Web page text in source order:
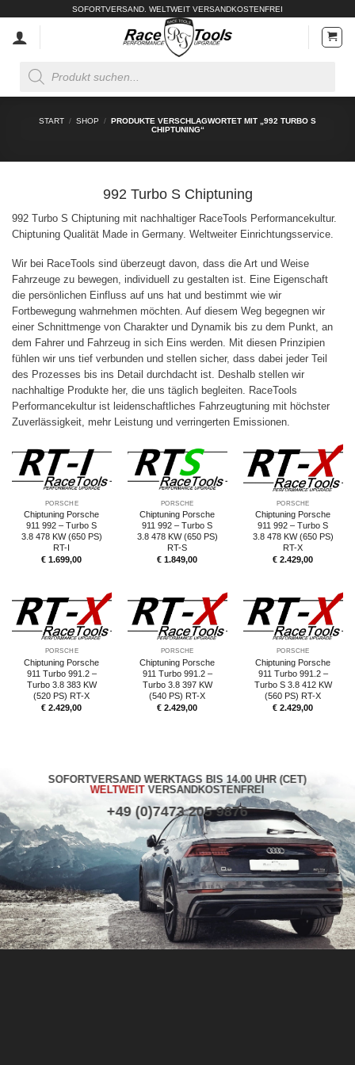
springen
SOFORTVERSAND. WELTWEIT VERSANDKOSTENFREI
search
START / SHOP / PRODUKTE VERSCHLAGWORTET MIT „992 TURBO S
CHIPTUNING“
992 Turbo S Chiptuning
992 Turbo S Chiptuning mit nachhaltiger RaceTools Performancekultur.
Chiptuning Qualität Made in Germany. Weltweiter Einrichtungsservice.
Wir bei RaceTools sind überzeugt davon, dass die Art und Weise
Fahrzeuge zu bewegen, individuell zu gestalten ist. Eine Eigenschaft
die persönlichen Einfluss auf uns hat und bestimmt wie wir
Fortbewegung wahrnehmen möchten. Auf diesem Weg begegnen wir
einer Schnittmenge von Charakter und Dynamik bis zu dem Punkt, an
dem Fahrer und Fahrzeug in sich Eins werden. Mit diesen Prinzipien
fühlen wir uns tief verbunden und stellen sicher, dass dabei jeder Teil
des Prozesses bis ins Detail durchdacht ist. Deshalb stellen wir
nachhaltige Produkte her, die uns täglich begleiten. RaceTools
Performancekultur ist leidenschaftliches Fahrzeugtuning mit höchster
Zuverlässigkeit, mehr Leistung und verringerten Emissionen.
PORSCHE
Chiptuning Porsche
911 992 – Turbo S
3.8 478 KW (650 PS)
RT-I
€ 1.699,00
PORSCHE
Chiptuning Porsche
911 992 – Turbo S
3.8 478 KW (650 PS)
RT-S
€ 1.849,00
PORSCHE
Chiptuning Porsche
911 992 – Turbo S
3.8 478 KW (650 PS)
RT-X
€ 2.429,00
PORSCHE
Chiptuning Porsche
911 Turbo 991.2 –
Turbo 3.8 383 KW
(520 PS) RT-X
€ 2.429,00
PORSCHE
Chiptuning Porsche
911 Turbo 991.2 –
Turbo 3.8 397 KW
(540 PS) RT-X
€ 2.429,00
PORSCHE
Chiptuning Porsche
911 Turbo 991.2 –
Turbo S 3.8 412 KW
(560 PS) RT-X
€ 2.429,00
SOFORTVERSAND WERKTAGS BIS 14.00 UHR (CET)
WELTWEITVERSANDKOSTENFREI
+49 (0)7473 205 9876